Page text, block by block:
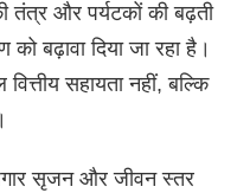
तंत्र और पर्यटकों की बढ़ती
बढ़ावा दिया जा रहा है।
सहायता नहीं, बल्कि
सृजन और जीवन स्तर